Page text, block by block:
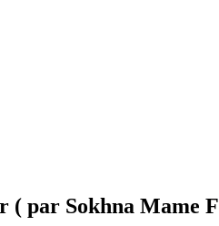
( par Sokhna Mame